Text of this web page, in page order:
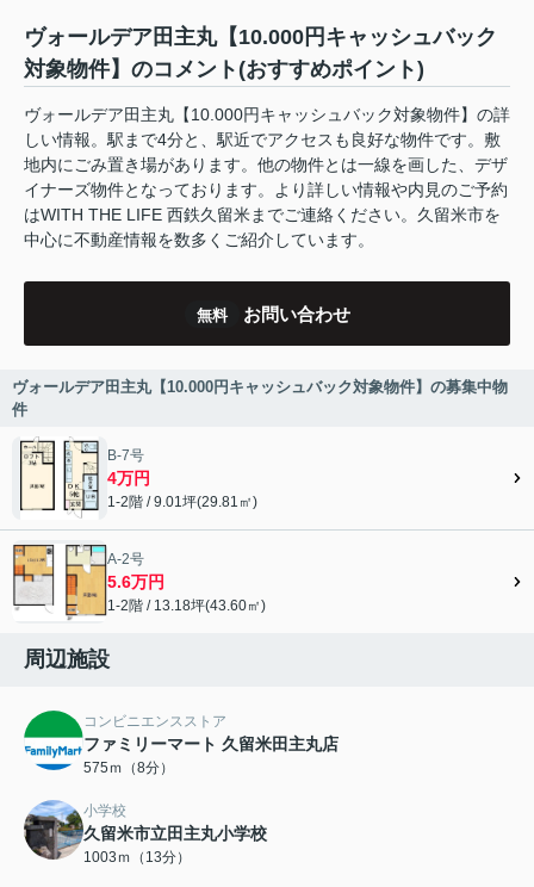
ヴォールデア田主丸【10.000円キャッシュバック
対象物件】のコメント(おすすめポイント)
ヴォールデア田主丸【10.000円キャッシュバック対象物件】の詳
しい情報。駅まで4分と、駅近でアクセスも良好な物件です。敷
地内にごみ置き場があります。他の物件とは一線を画した、デザ
イナーズ物件となっております。より詳しい情報や内見のご予約
はWITH THE LIFE 西鉄久留米までご連絡ください。久留米市を
中心に不動産情報を数多くご紹介しています。
無料 お問い合わせ
ヴォールデア田主丸【10.000円キャッシュバック対象物件】の募集中物
件
B-7号
4万円
1-2階 / 9.01坪(29.81㎡)
A-2号
5.6万円
1-2階 / 13.18坪(43.60㎡)
周辺施設
コンビニエンスストア
ファミリーマート 久留米田主丸店
575ｍ（8分）
小学校
久留米市立田主丸小学校
1003ｍ（13分）